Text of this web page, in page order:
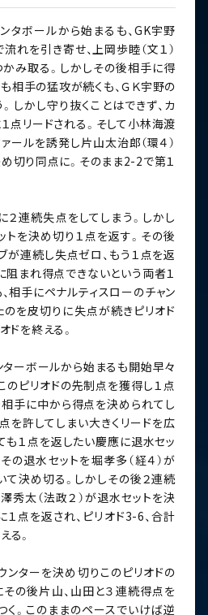
タボールから始まるも、GK宇野
れを引き寄せ、上岡歩睦（文１）
み取る。しかしその後相手に得
相手の猛攻が続くも、ＧＫ宇野の
しかし守り抜くことはできず、カ
点リードされる。そして小林海渡
ールを誘発し片山太治郎（環４）
切り同点に。そのまま2-2で第１
２連続失点をしてしまう。しかし
を決め切り１点を返す。その後
が連続し失点ゼロ、もう１点を返
阻まれ得点できないという両者１
相手にペナルティスローのチャン
を皮切りに失点が続きピリオド
ドを終える。
ターボールから始まるも開始早々
のピリオドの先制点を獲得し１点
手に中から得点を決められてし
を許してしまい大きくリードを広
も１点を返したい慶應に退水セッ
の退水セットを堀孝多（経４）が
て決め切る。しかしその後２連続
秀太（法政２）が退水セットを決
点を返され、ピリオド3-6、合計
る。
ンターを決め切りこのピリオドの
の後片山、山田と３連続得点を
。このままのペースでいけば逆